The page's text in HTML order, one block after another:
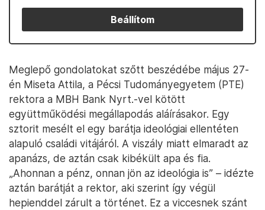
Beállítom
Meglepő gondolatokat szőtt beszédébe május 27-
én Miseta Attila, a Pécsi Tudományegyetem (PTE)
rektora a MBH Bank Nyrt.-vel kötött
együttműködési megállapodás aláírásakor. Egy
sztorit mesélt el egy barátja ideológiai ellentéten
alapuló családi vitájáról. A viszály miatt elmaradt az
apanázs, de aztán csak kibékült apa és fia.
„Ahonnan a pénz, onnan jön az ideológia is” – idézte
aztán barátját a rektor, aki szerint így végül
hepienddel zárult a történet. Ez a viccesnek szánt